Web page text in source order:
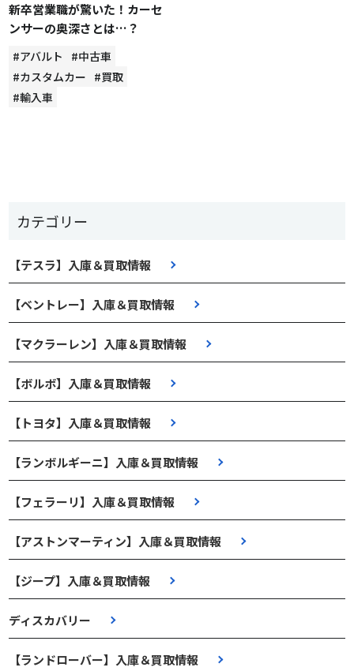
カテゴリー
【テスラ】入庫＆買取情報
【ベントレー】入庫＆買取情報
【マクラーレン】入庫＆買取情報
【ボルボ】入庫＆買取情報
【トヨタ】入庫＆買取情報
【ランボルギーニ】入庫＆買取情報
【フェラーリ】入庫＆買取情報
【アストンマーティン】入庫＆買取情報
【ジープ】入庫＆買取情報
ディスカバリー
【ランドローバー】入庫＆買取情報
新卒営業職が驚いた！カーセ
ンサーの奥深さとは…？
#アバルト
#中古車
#カスタムカー #買取
#輸入車